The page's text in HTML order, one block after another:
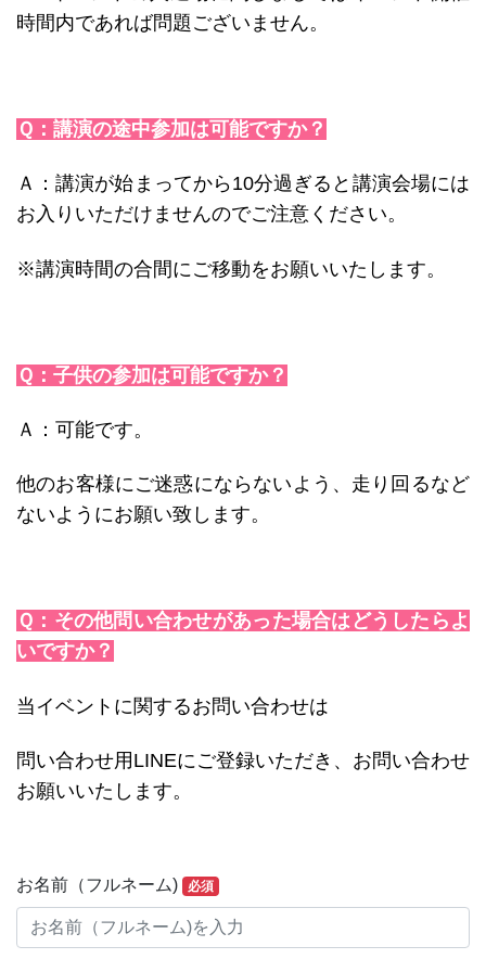
時間内であれば問題ございません。
Ｑ：講演の途中参加は可能ですか？
Ａ：講演が始まってから10分過ぎると講演会場には
お入りいただけませんのでご注意ください。
※講演時間の合間にご移動をお願いいたします。
Ｑ：子供の参加は可能ですか？
Ａ：可能です。
他のお客様にご迷惑にならないよう、走り回るなど
ないようにお願い致します。
Ｑ：その他問い合わせがあった場合はどうしたらよ
いですか？
当イベントに関するお問い合わせは
問い合わせ用LINEにご登録いただき、お問い合わせ
お願いいたします。
お名前（フルネーム) 必須